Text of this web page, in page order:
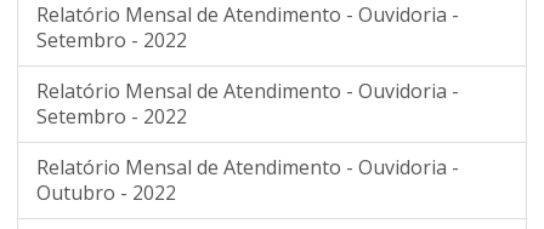
Relatório Mensal de Atendimento - Ouvidoria -
Setembro - 2022
Relatório Mensal de Atendimento - Ouvidoria -
Setembro - 2022
Relatório Mensal de Atendimento - Ouvidoria -
Outubro - 2022